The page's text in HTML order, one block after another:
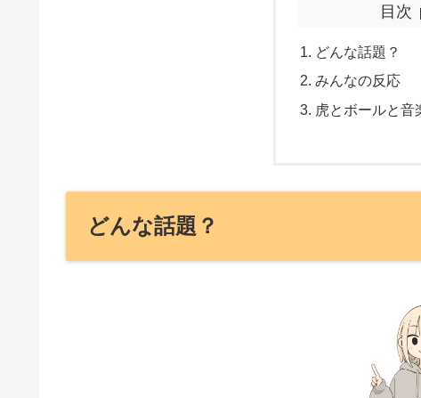
目次
どんな話題？
みんなの反応
虎とボールと音
どんな話題？